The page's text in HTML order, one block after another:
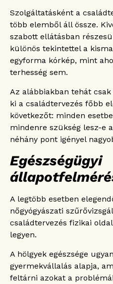
Szolgáltatásként a
több elemből áll össze.
szabott ellátásban
különös tekintettel a
egyforma kórkép, mint
terhesség sem.
Az alábbiakban tehát
ki a családtervezés főbb
következőt: minden
mindenre szükség lesz-e
néhány pont igényel
Egészségügyi
A legtöbb esetben
nőgyógyászati
családtervezés fizikai
legyen.
A hölgyek egészsége
gyermekvállalás alapja,
feltárni azokat a